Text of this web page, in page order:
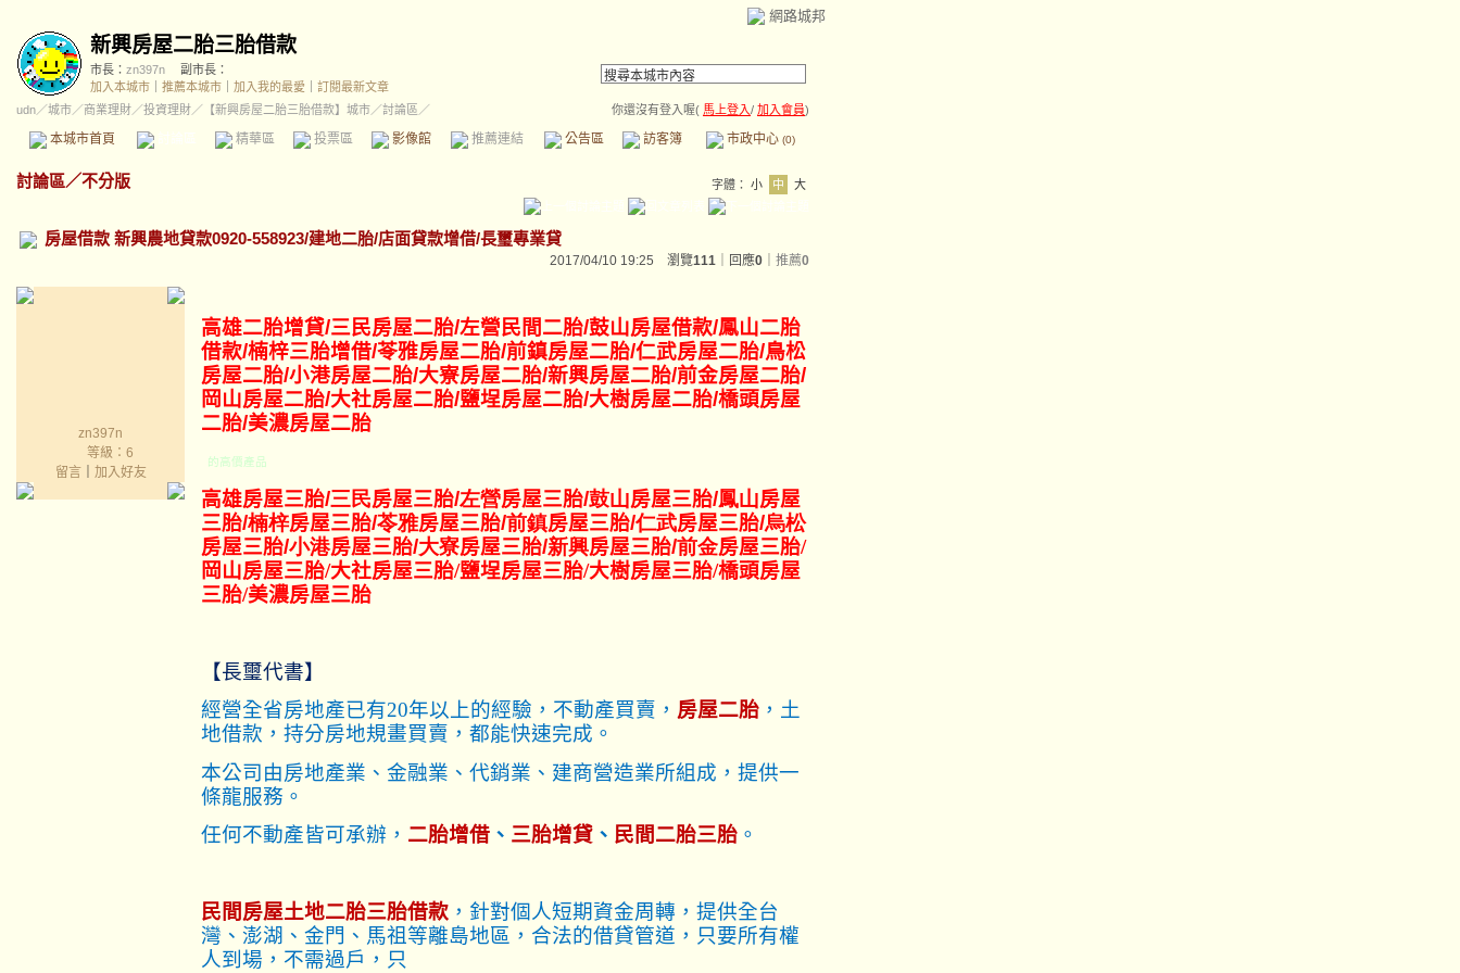
網路城邦
新興房屋二胎三胎借款
市長： zn397n
副市長：
加入本城市
推薦本城市 加入我的最愛
訂閱最新文章
udn／城市／商業理財／投資理財／ 【新興房屋二胎三胎借款】城市／討論區／ 你還沒有登入喔( 馬上登入/ 加入會員)
本城市首頁 精華區 投票區 影像館 推薦連結 公告區 訪客簿 市政中心 (0)
討論區／不分版 字體： 小 中 大
房屋借款 新興農地貸款0920-558923/建地二胎/店面貸款增借/長璽專業貸
2017/04/10 19:25 瀏覽111 ｜回應0 推薦0
zn397n
等級：6
留言｜ 加入好友
高雄二胎增貸/三民房屋二胎/左營民間二胎/鼓山房屋借款/鳳山二胎
借款/楠梓三胎增借/苓雅房屋二胎/前鎮房屋二胎/仁武房屋二胎/鳥松
房屋二胎/小港房屋二胎/大寮房屋二胎/新興房屋二胎/前金房屋二胎/
岡山房屋二胎/大社房屋二胎/鹽埕房屋二胎/大樹房屋二胎/橋頭房屋
二胎/美濃房屋二胎
的高價產品
高雄房屋三胎/三民房屋三胎/左營房屋三胎/鼓山房屋三胎/鳳山房屋
三胎/楠梓房屋三胎/苓雅房屋三胎/前鎮房屋三胎/仁武房屋三胎/烏松
房屋三胎/小港房屋三胎/大寮房屋三胎/新興房屋三胎/前金房屋三胎/
岡山房屋三胎/大社房屋三胎/鹽埕房屋三胎/大樹房屋三胎/橋頭房屋
三胎/美濃房屋三胎
【長璽代書】
經營全省房地產已有20年以上的經驗，不動產買賣， 房屋二胎 ，土
地借款，持分房地規畫買賣，都能快速完成。
本公司由房地產業、金融業、代銷業、建商營造業所組成，提供一
條龍服務。
任何不動產皆可承辦， 二胎增借 、 三胎增貸 、 民間二胎三胎 。
民間房屋土地二胎三胎借款 ，針對個人短期資金周轉，提供全台
灣、澎湖、金門、馬祖等離島地區，合法的借貸管道，只要所有權
人到場，不需過戶，只